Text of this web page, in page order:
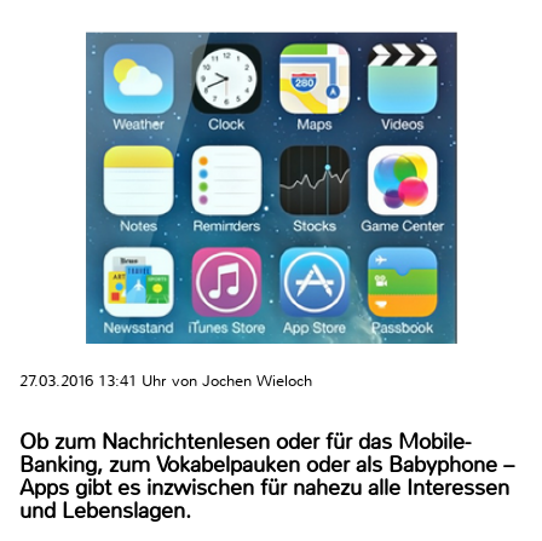
27.03.2016 13:41 Uhr von Jochen Wieloch
Ob zum Nachrichtenlesen oder für das Mobile-
Banking, zum Vokabelpauken oder als Babyphone –
Apps gibt es inzwischen für nahezu alle Interessen
und Lebenslagen.